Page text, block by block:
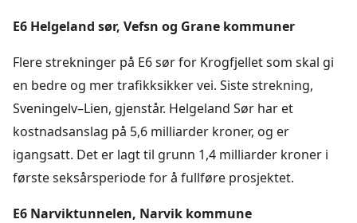
E6 Helgeland sør, Vefsn og Grane kommuner
Flere strekninger på E6 sør for Krogfjellet som skal gi
en bedre og mer trafikksikker vei. Siste strekning,
Sveningelv–Lien, gjenstår. Helgeland Sør har et
kostnadsanslag på 5,6 milliarder kroner, og er
igangsatt. Det er lagt til grunn 1,4 milliarder kroner i
første seksårsperiode for å fullføre prosjektet.
E6 Narviktunnelen, Narvik kommune